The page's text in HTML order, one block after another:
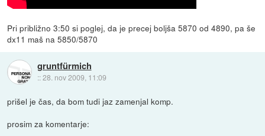
Pri približno 3:50 si poglej, da je precej boljša 5870 od 4890, pa še
dx11 maš na 5850/5870
gruntfürmich
::28. nov 2009, 11:09
prišel je čas, da bom tudi jaz zamenjal komp.
prosim za komentarje: